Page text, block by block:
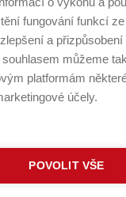
dožívá 400
gen
druhý (a třetí)
třídění a recyklaci
do světa
Fojtáškové do
fungování funkcí
a přizpůsobení
můžeme
platformám
účely.
POVOLIT VŠE